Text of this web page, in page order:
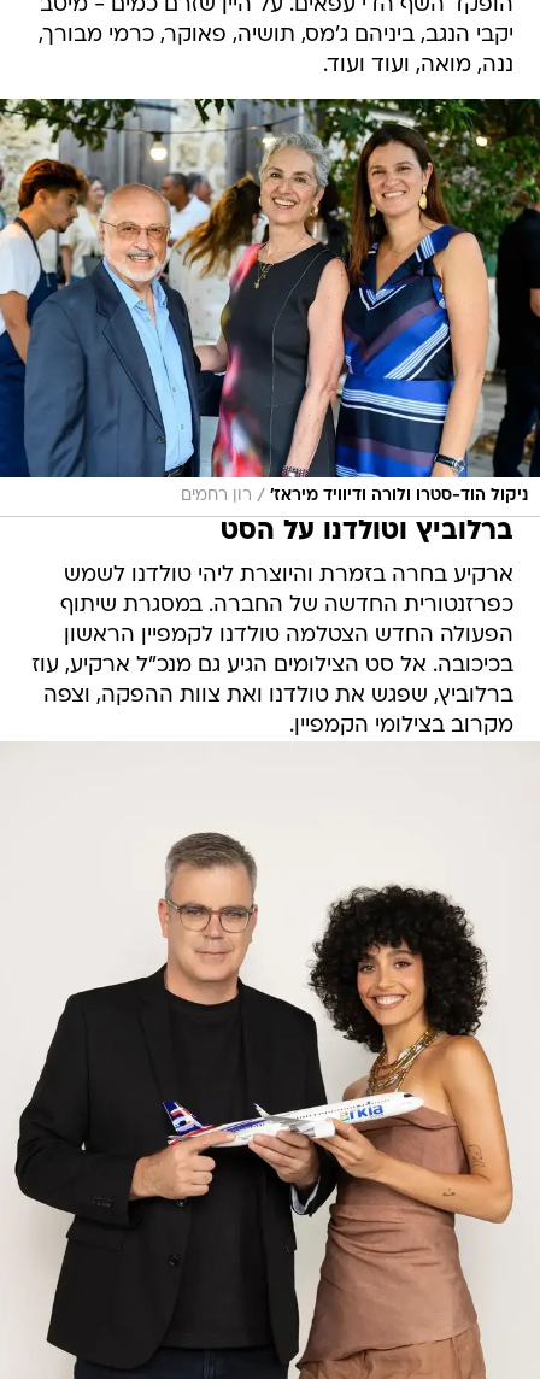
הופקד השף הדי עפאים. על היין שזרם כמים - מיטב
יקבי הנגב, ביניהם ג'מס, תושיה, פאוקר, כרמי מבורך,
ננה, מואה, ועוד ועוד.
ניקול הוד-סטרו ולורה ודיוויד מיראז' / רון רחמים
ברלוביץ וטולדנו על הסט
ארקיע בחרה בזמרת והיוצרת ליהי טולדנו לשמש
כפרזנטורית החדשה של החברה. במסגרת שיתוף
הפעולה החדש הצטלמה טולדנו לקמפיין הראשון
בכיכובה. אל סט הצילומים הגיע גם מנכ"ל ארקיע, עוז
ברלוביץ, שפגש את טולדנו ואת צוות ההפקה, וצפה
מקרוב בצילומי הקמפיין.